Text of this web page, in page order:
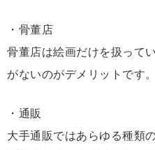
・骨董店
骨董店は絵画だけを扱って
がないのがデメリットです。
・通販
大手通販ではあらゆる種類